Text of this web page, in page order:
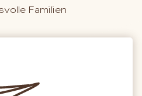
Familien